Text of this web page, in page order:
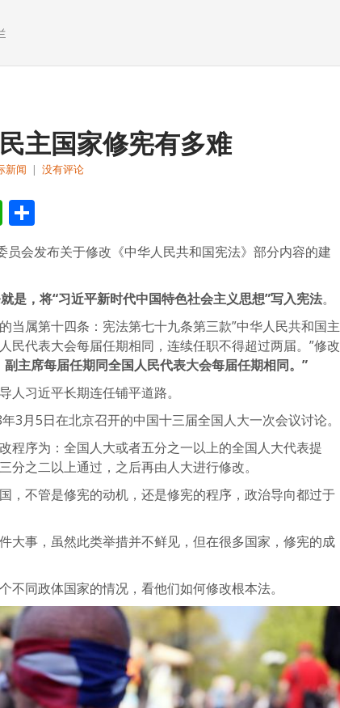
主国家修宪有多难
新闻 | 没有评论
WhatsApp
享
员会发布关于修改《中华人民共和国宪法》部分内容的建
是，将“习近平新时代中国特色社会主义思想”写入宪法。
当属第十四条：宪法第七十九条第三款”中华人民共和国主
民代表大会每届任期相同，连续任职不得超过两届。”修改
主席每届任期同全国人民代表大会每届任期相同。”
人习近平长期连任铺平道路。
3月5日在北京召开的中国十三届全国人大一次会议讨论。
程序为：全国人大或者五分之一以上的全国人大代表提
分之二以上通过，之后再由人大进行修改。
，不管是修宪的动机，还是修宪的程序，政治导向都过于
大事，虽然此类举措并不鲜见，但在很多国家，修宪的成
不同政体国家的情况，看他们如何修改根本法。